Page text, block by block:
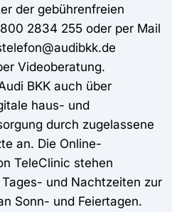
der gebührenfreien
2834 255 oder per Mail
Videoberatung.
BKK auch über
haus- und
durch zugelassene
an. Die Online-
TeleClinic stehen
und Nachtzeiten zur
Sonn- und Feiertagen.